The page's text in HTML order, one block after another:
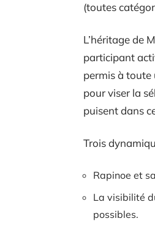
(toutes
L’héritage de
participant
permis à toute
pour viser la
puisent dans
Trois
Rapinoe et
La visibilité
possibles.